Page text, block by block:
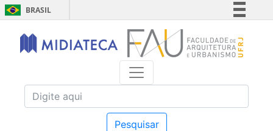
BRASIL
Simplifique!
Comunica BR
Acesso à informação
Pesquisar